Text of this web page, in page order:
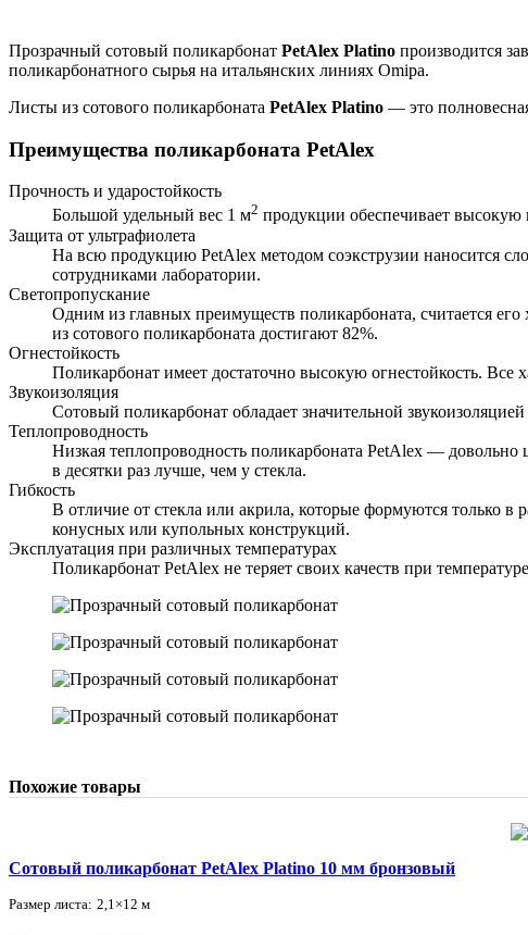
Прозрачный сотовый поликарбонат PetAlex Platino производится
поликарбонатного сырья на итальянских линиях Omipa.
Листы из сотового поликарбоната PetAlex Platino — это
Преимущества поликарбоната PetAlex
Прочность и ударостойкость
Большой удельный вес 1 м2 продукции обеспечивает высокую
Защита от ультрафиолета
На всю продукцию PetAlex методом соэкструзии наносится
сотрудниками лаборатории.
Светопропускание
Одним из главных преимуществ поликарбоната, считается
из сотового поликарбоната достигают 82%.
Огнестойкость
Поликарбонат имеет достаточно высокую огнестойкость.
Звукоизоляция
Сотовый поликарбонат обладает значительной
Теплопроводность
Низкая теплопроводность поликарбоната PetAlex — довольно
в десятки раз лучше, чем у стекла.
Гибкость
В отличие от стекла или акрила, которые формуются только
конусных или купольных конструкций.
Эксплуатация при различных температурах
Поликарбонат PetAlex не теряет своих качеств при
Похожие товары
Сотовый поликарбонат PetAlex Platino 10 мм бронзовый
Размер листа: 2,1×12 м